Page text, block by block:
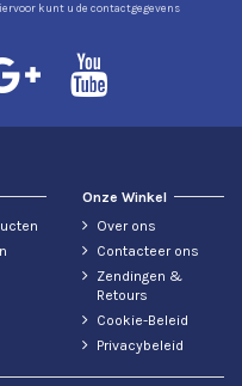
kunt u de contactgegevens
Onze Winkel
Over ons
Contacteer ons
Zendingen &
Retours
Cookie-Beleid
Privacybeleid